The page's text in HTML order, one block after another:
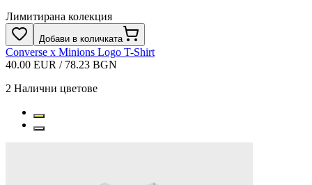
Лимитирана колекция
Добави в количката
Converse x Minions Logo T-Shirt
40.00 EUR / 78.23 BGN
2 Налични цветове